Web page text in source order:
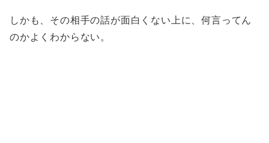
しかも、その相手の話が面白くない上に、何言ってん
のかよくわからない。